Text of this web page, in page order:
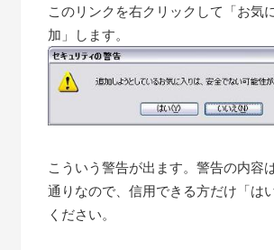
このリンクを右クリックして「お気
加」します。
こういう警告が出ます。警告の内容
通りなので、信用できる方だけ「は
ください。